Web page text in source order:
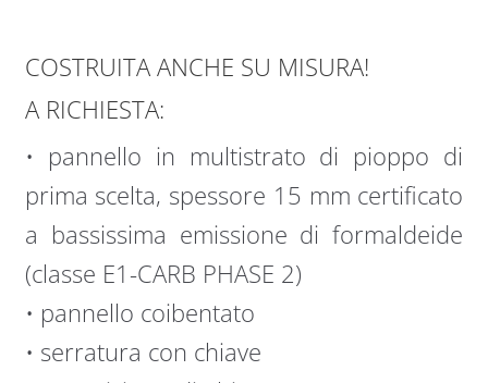
COSTRUITA ANCHE SU MISURA!
A RICHIESTA:
• pannello in multistrato di pioppo di
prima scelta, spessore 15 mm certificato
a bassissima emissione di formaldeide
(classe E1-CARB PHASE 2)
• pannello coibentato
• serratura con chiave